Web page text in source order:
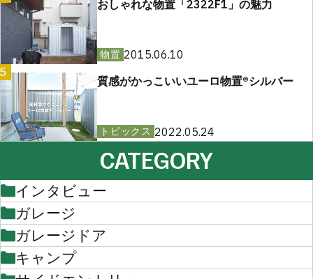
おしゃれな物置「2322F1」の魅力
物置 2015.06.10
質感がかっこいいユーロ物置®︎シルバー
トピックス 2022.05.24
CATEGORY
インタビュー
ガレージ
ガレージドア
キャンプ